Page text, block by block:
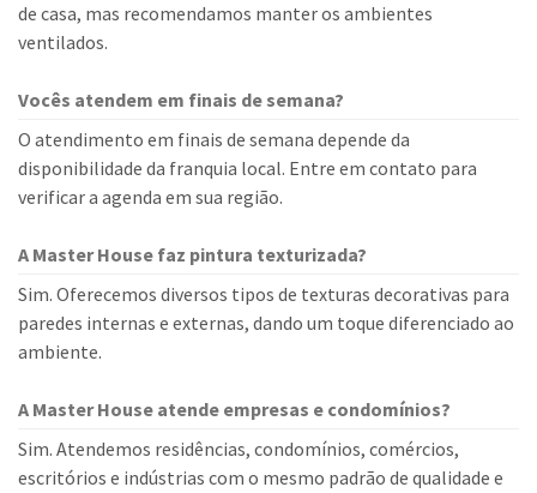
de casa, mas recomendamos manter os ambientes
ventilados.
Vocês atendem em finais de semana?
O atendimento em finais de semana depende da
disponibilidade da franquia local. Entre em contato para
verificar a agenda em sua região.
A Master House faz pintura texturizada?
Sim. Oferecemos diversos tipos de texturas decorativas para
paredes internas e externas, dando um toque diferenciado ao
ambiente.
A Master House atende empresas e condomínios?
Sim. Atendemos residências, condomínios, comércios,
escritórios e indústrias com o mesmo padrão de qualidade e